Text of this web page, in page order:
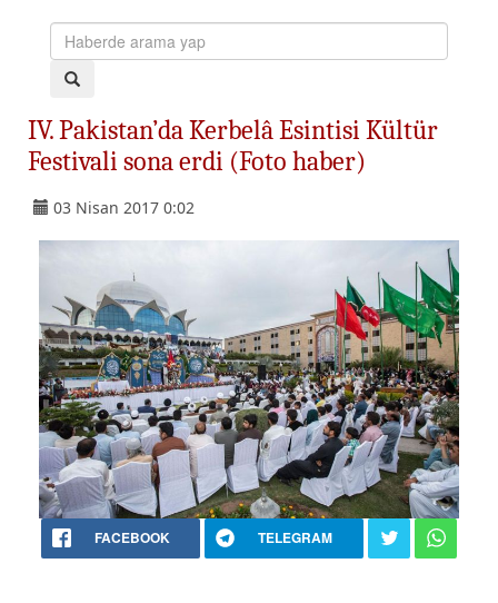
IV. Pakistan’da Kerbelâ Esintisi Kültür
Festivali sona erdi (Foto haber)
03 Nisan 2017 0:02
FACEBOOK TELEGRAM